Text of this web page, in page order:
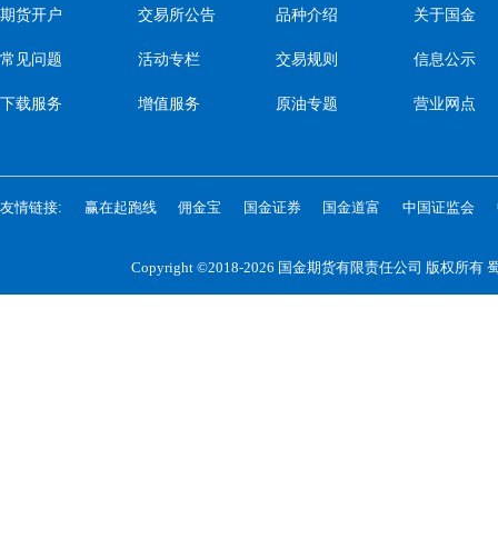
期货开户
常见问题
下载服务
交易所公告
活动专栏
增值服务
品种介绍
交易规则
原油专题
关于国金
信息公示
营业网点
友情链接: 赢在起跑线 佣金宝 国金证券 国金道富 中国证监会
Copyright ©2018-2026 国金期货有限责任公司 版权所有